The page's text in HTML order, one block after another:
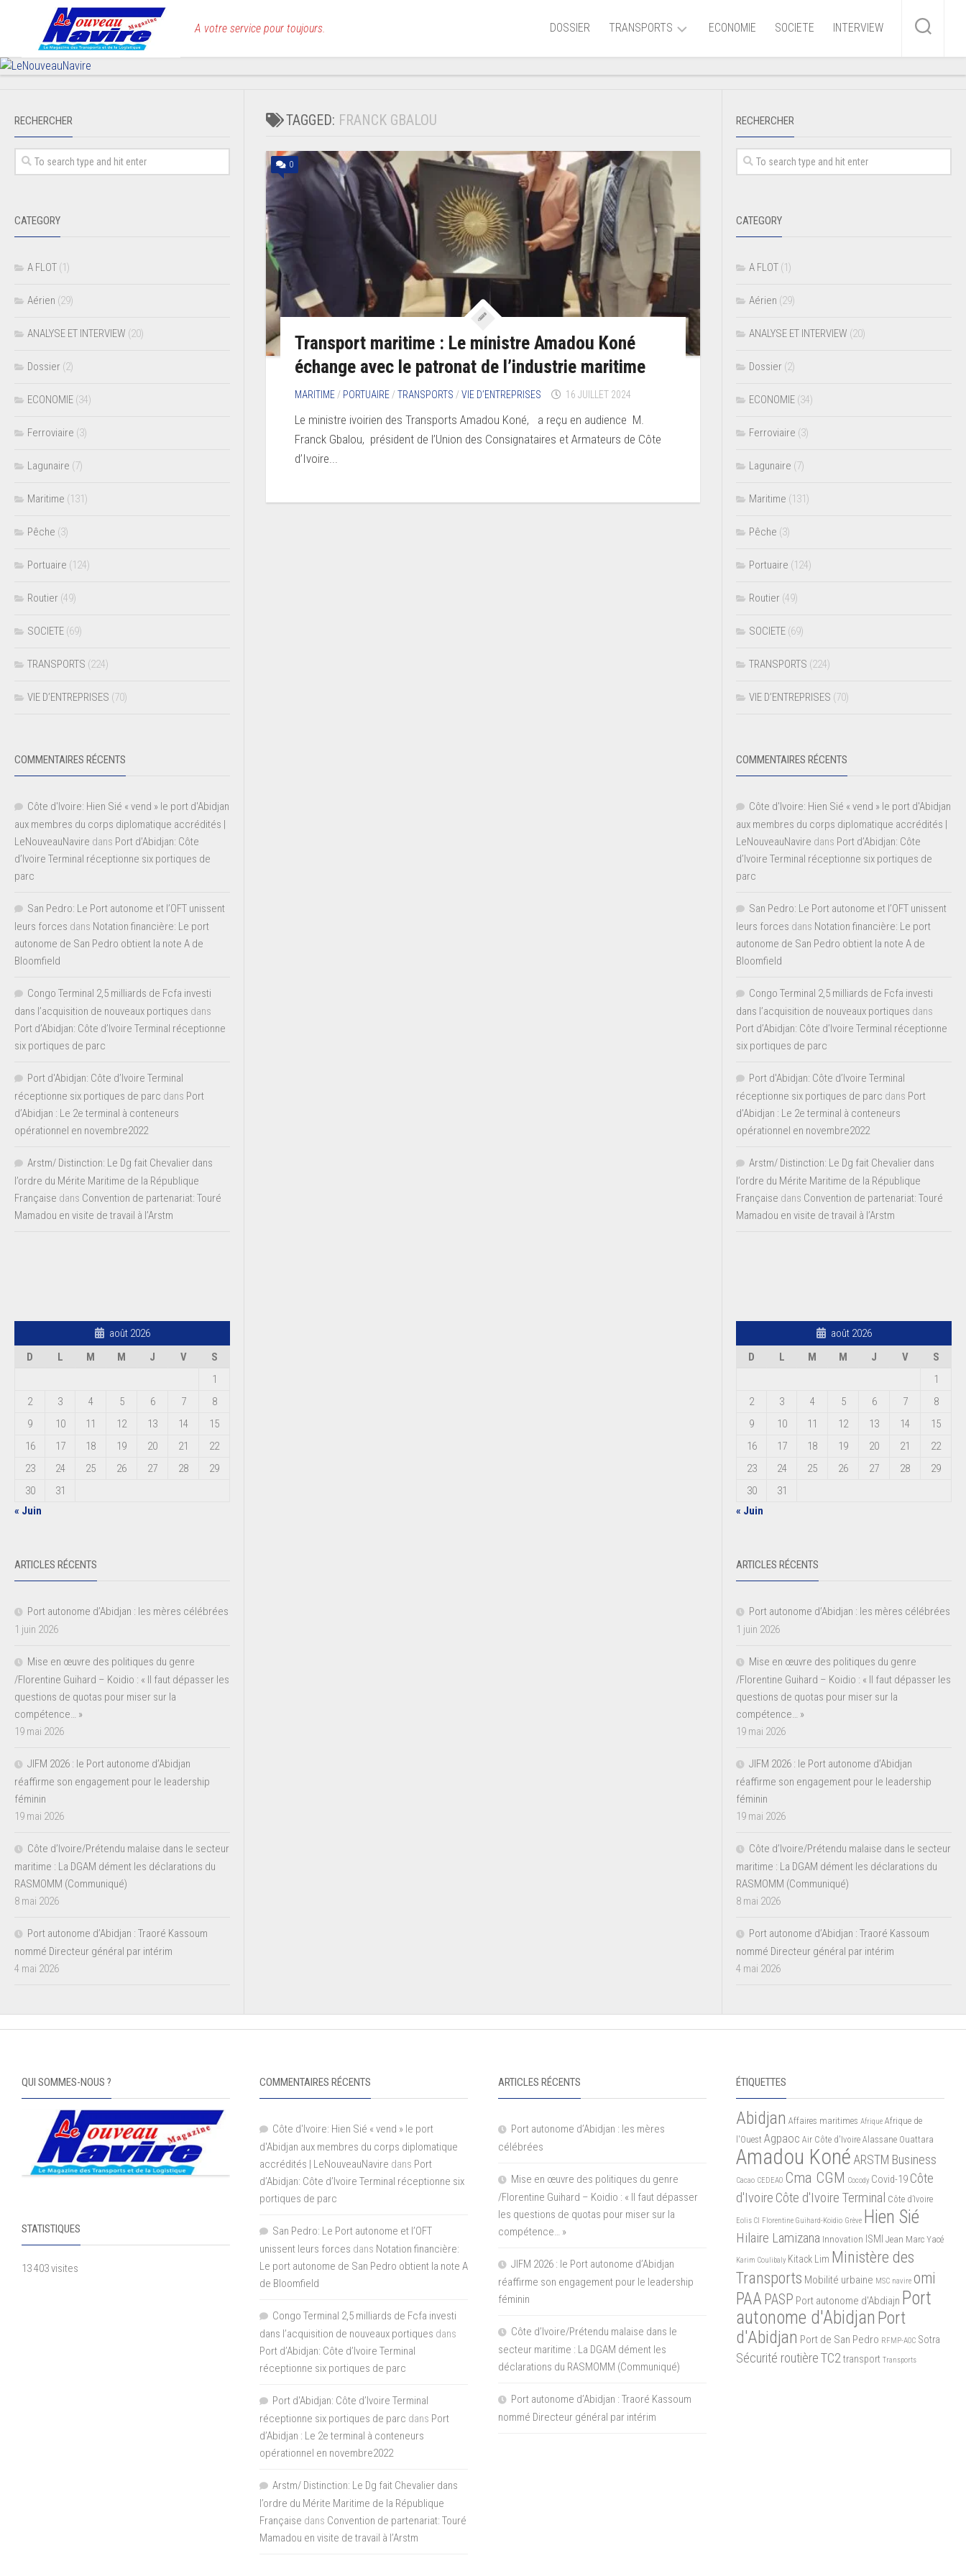
A votre service pour toujours. DOSSIER TRANSPORTS
Aérien
Routier
Ferroviaire
Lagunaire
ECONOMIE SOCIETE INTERVIEW
TAGGED: FRANCK GBALOU
0
Transport maritime : Le ministre Amadou Koné
échange avec le patronat de l’industrie maritime
MARITIME / PORTUAIRE /TRANSPORTS /VIE D’ENTREPRISES 16 JUILLET 2024
Le ministre ivoirien des Transports Amadou Koné, a reçu en audience M.
Franck Gbalou, président de l’Union des Consignataires et Armateurs de Côte
d’Ivoire...
RECHERCHER
CATEGORY
A FLOT (1)
Aérien (29)
ANALYSE ET INTERVIEW (20)
Dossier (2)
ECONOMIE (34)
Ferroviaire (3)
Lagunaire (7)
Maritime (131)
Pêche (3)
Portuaire (124)
Routier (49)
SOCIETE (69)
TRANSPORTS (224)
VIE D’ENTREPRISES (70)
COMMENTAIRES RÉCENTS
Côte d'Ivoire: Hien Sié « vend » le port d'Abidjan
aux membres du corps diplomatique accrédités |
LeNouveauNavire dans Port d’Abidjan: Côte
d’Ivoire Terminal réceptionne six portiques de
parc
San Pedro: Le Port autonome et l’OFT unissent
leurs forces dans Notation financière: Le port
autonome de San Pedro obtient la note A de
Bloomfield
Congo Terminal 2,5 milliards de Fcfa investi
dans l’acquisition de nouveaux portiques dans
Port d’Abidjan: Côte d’Ivoire Terminal réceptionne
six portiques de parc
Port d'Abidjan: Côte d’Ivoire Terminal
réceptionne six portiques de parc dans Port
d’Abidjan : Le 2e terminal à conteneurs
opérationnel en novembre2022
Arstm/ Distinction: Le Dg fait Chevalier dans
l’ordre du Mérite Maritime de la République
Française dans Convention de partenariat: Touré
Mamadou en visite de travail à l’Arstm
août 2026
D
L M M J V
S
1
2
3 4 5 6 7
8
9
10 11 12 13 14
15
16
17 18 19 20 21
22
23
24 25 26 27 28
29
30
31
« Juin
ARTICLES RÉCENTS
Port autonome d’Abidjan : les mères célébrées
1 juin 2026
Mise en œuvre des politiques du genre
/Florentine Guihard – Koidio : « Il faut dépasser les
questions de quotas pour miser sur la
compétence… »
19 mai 2026
JIFM 2026 : le Port autonome d’Abidjan
réaffirme son engagement pour le leadership
féminin
19 mai 2026
Côte d’Ivoire/Prétendu malaise dans le secteur
maritime : La DGAM dément les déclarations du
RASMOMM (Communiqué)
8 mai 2026
Port autonome d’Abidjan : Traoré Kassoum
nommé Directeur général par intérim
4 mai 2026
RECHERCHER
CATEGORY
A FLOT (1)
Aérien (29)
ANALYSE ET INTERVIEW (20)
Dossier (2)
ECONOMIE (34)
Ferroviaire (3)
Lagunaire (7)
Maritime (131)
Pêche (3)
Portuaire (124)
Routier (49)
SOCIETE (69)
TRANSPORTS (224)
VIE D’ENTREPRISES (70)
COMMENTAIRES RÉCENTS
Côte d'Ivoire: Hien Sié « vend » le port d'Abidjan
aux membres du corps diplomatique accrédités |
LeNouveauNavire dans Port d’Abidjan: Côte
d’Ivoire Terminal réceptionne six portiques de
parc
San Pedro: Le Port autonome et l’OFT unissent
leurs forces dans Notation financière: Le port
autonome de San Pedro obtient la note A de
Bloomfield
Congo Terminal 2,5 milliards de Fcfa investi
dans l’acquisition de nouveaux portiques dans
Port d’Abidjan: Côte d’Ivoire Terminal réceptionne
six portiques de parc
Port d'Abidjan: Côte d’Ivoire Terminal
réceptionne six portiques de parc dans Port
d’Abidjan : Le 2e terminal à conteneurs
opérationnel en novembre2022
Arstm/ Distinction: Le Dg fait Chevalier dans
l’ordre du Mérite Maritime de la République
Française dans Convention de partenariat: Touré
Mamadou en visite de travail à l’Arstm
août 2026
D
L M M J V
S
1
2
3 4 5 6 7
8
9
10 11 12 13 14
15
16
17 18 19 20 21
22
23
24 25 26 27 28
29
30
31
« Juin
ARTICLES RÉCENTS
Port autonome d’Abidjan : les mères célébrées
1 juin 2026
Mise en œuvre des politiques du genre
/Florentine Guihard – Koidio : « Il faut dépasser les
questions de quotas pour miser sur la
compétence… »
19 mai 2026
JIFM 2026 : le Port autonome d’Abidjan
réaffirme son engagement pour le leadership
féminin
19 mai 2026
Côte d’Ivoire/Prétendu malaise dans le secteur
maritime : La DGAM dément les déclarations du
RASMOMM (Communiqué)
8 mai 2026
Port autonome d’Abidjan : Traoré Kassoum
nommé Directeur général par intérim
4 mai 2026
QUI SOMMES-NOUS ?
STATISTIQUES
13 403 visites
COMMENTAIRES RÉCENTS
Côte d'Ivoire: Hien Sié « vend » le port
d'Abidjan aux membres du corps diplomatique
accrédités | LeNouveauNavire dans Port
d’Abidjan: Côte d’Ivoire Terminal réceptionne six
portiques de parc
San Pedro: Le Port autonome et l’OFT
unissent leurs forces dans Notation financière:
Le port autonome de San Pedro obtient la note A
de Bloomfield
Congo Terminal 2,5 milliards de Fcfa investi
dans l’acquisition de nouveaux portiques dans
Port d’Abidjan: Côte d’Ivoire Terminal
réceptionne six portiques de parc
Port d'Abidjan: Côte d’Ivoire Terminal
réceptionne six portiques de parc dans Port
d’Abidjan : Le 2e terminal à conteneurs
opérationnel en novembre2022
Arstm/ Distinction: Le Dg fait Chevalier dans
l’ordre du Mérite Maritime de la République
Française dans Convention de partenariat: Touré
Mamadou en visite de travail à l’Arstm
ARTICLES RÉCENTS
Port autonome d’Abidjan : les mères
célébrées
Mise en œuvre des politiques du genre
/Florentine Guihard – Koidio : « Il faut dépasser
les questions de quotas pour miser sur la
compétence… »
JIFM 2026 : le Port autonome d’Abidjan
réaffirme son engagement pour le leadership
féminin
Côte d’Ivoire/Prétendu malaise dans le
secteur maritime : La DGAM dément les
déclarations du RASMOMM (Communiqué)
Port autonome d’Abidjan : Traoré Kassoum
nommé Directeur général par intérim
ÉTIQUETTES
Abidjan Affaires maritimes Afrique Afrique de
l'Ouest Agpaoc Air Côte d'Ivoire Alassane Ouattara
Amadou Koné ARSTM Business
Cacao CEDEAO Cma CGM Cocody Covid-19 Côte
d'Ivoire Côte d'Ivoire Terminal Côte d’Ivoire
Eolis CI Florentine Guihard-Koidio Grève Hien Sié
Hilaire Lamizana Innovation ISMI Jean Marc Yacé
Karim Coulibaly Kitack Lim Ministère des
Transports Mobilité urbaine MSC navire omi
PAA PASP Port autonome d'Abdiajn Port
autonome d'Abidjan Port
d'Abidjan Port de San Pedro RFMP-AOC Sotra
Sécurité routièreTC2 transport Transports